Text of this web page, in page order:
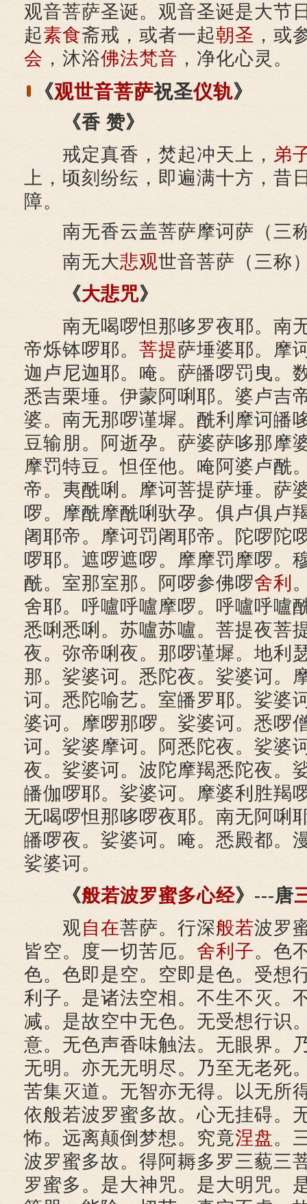
观音菩萨圣诞。观音圣诞是大节
起素食斋戒，或者一起朝圣 ，或
会 ，沐浴佛法梵音 ，净化心灵。
《观世音菩萨祝圣仪轨》
《香 赞》
戒定真香，焚起冲天上， 弟
上，顷刻纷纭，即遍满十方，昔
障。
南无香云盖菩萨摩诃萨（三
南无大悲观世音菩萨（三称
《大悲咒》
南无喝啰怛那哆罗夜耶。南
帝烁钵啰耶。 菩提萨埵婆耶。摩
迦卢尼迦耶。唵。萨皤啰罚曳。
悉吉栗埵。伊蒙阿唎耶。婆卢吉
婆。南无那啰谨墀。酰利摩诃皤
豆输朋。阿逝孕。萨婆萨哆那摩
摩罚特豆。怛侄他。唵阿婆卢酰
帝。夷酰唎。摩诃菩提萨埵。萨
啰。摩酰摩酰唎驮孕。俱卢俱卢
阇耶帝。摩诃罚阇耶帝。陀啰陀
啰耶。遮啰遮啰。摩摩罚摩啰。
酰。室那室那。阿啰参佛啰舍利
舍耶。呼嚧呼嚧摩啰。呼嚧呼嚧
悉唎悉唎。苏嚧苏嚧。菩提夜菩
夜。弥帝唎夜。那啰谨墀。地利
那。娑婆诃。悉陀夜。娑婆诃。
诃。悉陀喻艺。室皤罗耶。娑婆
婆诃。摩啰那啰。娑婆诃。悉啰
诃。娑婆摩诃。阿悉陀夜。娑婆
夜。娑婆诃。波陀摩羯悉陀夜。
皤伽啰耶。娑婆诃。摩婆利胜羯
无喝啰怛那哆啰夜耶。南无阿唎
皤啰夜。娑婆诃。唵。悉殿都。
娑婆诃。
《般若波罗蜜多心经》---唐
观自在菩萨。行深般若波罗
皆空。度一切苦厄。 舍利子。色
色。色即是空。空即是色。受想
利子。是诸法空相。不生不灭。
减。是故空中无色。无受想行识
意。无色声香味触法。无眼界。
无明。亦无无明尽。乃至无老死
苦集灭道。无智亦无得。以无所
依般若波罗蜜多故。心无挂碍。
怖。远离颠倒梦想。究竟涅盘。
波罗蜜多故。得阿耨多罗三藐三
罗蜜多。是大神咒。是大明咒。